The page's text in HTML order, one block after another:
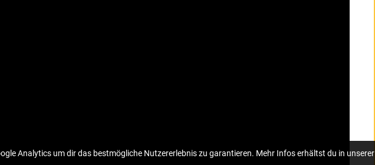
Analytics um dir das bestmögliche Nutzererlebnis zu garantieren. Mehr Infos erhältst du in unserer